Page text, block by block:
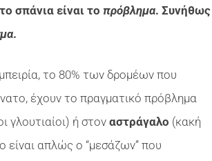
σπάνια είναι το πρόβλημα. Συνήθως
.
το 80% των δρομέων που
έχουν το πραγματικό πρόβλημα
γλουτιαίοι) ή στον αστράγαλο (κακή
είναι απλώς ο “μεσάζων” που